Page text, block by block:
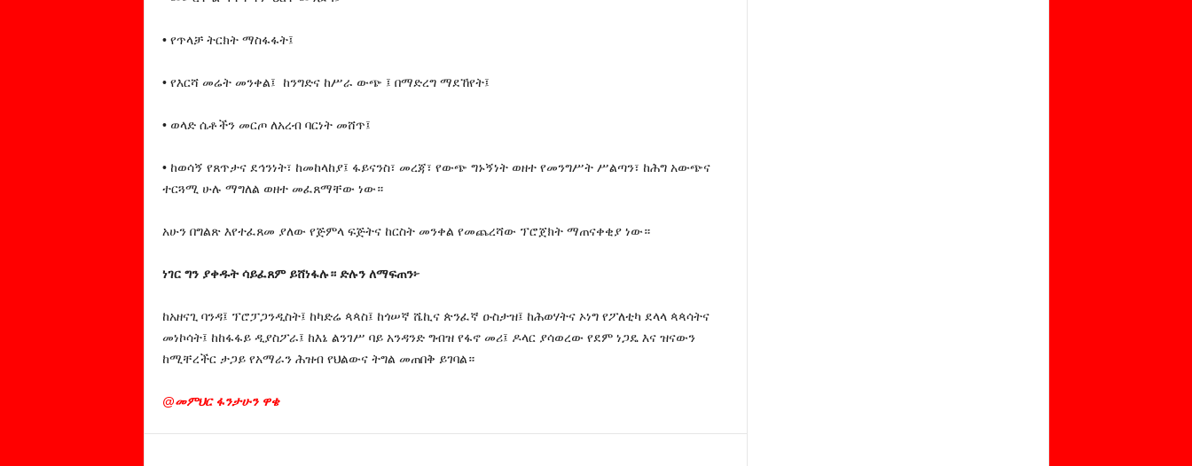
• የጥላቻ ትርክት ማስፋፋት፤
• የእርሻ መሬት መንቀል፤ ከንግድና ከሥራ ውጭ ፤ በማድረግ ማደኸየት፤
• ወላድ ሴቶችን መርጦ ለአረብ ባርነት መሸጥ፤
• ከወሳኝ የጸጥታና ደኅንነት፣ ከመከላከያ፤ ፋይናንስ፣ መረጃ፣ የውጭ ግኑኝነት ወዘተ የመንግሥት ሥልጣን፣ ከሕግ አውጭና
ተርጓሚ ሁሉ ማግለል ወዘተ መፈጸማቸው ነው።
አሁን በግልጽ እየተፈጸመ ያለው የጅምላ ፍጅትና ከርስት መንቀል የመጨረሻው ፕሮጀክት ማጠናቀቂያ ነው።
ነገር ግን ያቀዱት ሳይፈጸም ይሸነፋሉ። ድሉን ለማፍጠን፦
ከአዘናጊ ባንዳ፤ ፕሮፓጋንዲስት፤ ከካድሬ ጳጳስ፤ ከጎሠኛ ሼኪና ጵንፈኛ ዑስታዝ፤ ከሕወሃትና ኦነግ የፖለቲካ ደላላ ጳጳሳትና
መነኮሳት፤ ከከፋፋይ ዲያስፖራ፤ ከእኔ ልንገሥ ባይ አንዳንድ ግብዝ የፋኖ መሪ፤ ዶላር ያሳወረው የደም ነጋዴ እና ዝናውን
ከሚቸረችር ታጋይ የአማራን ሕዝብ የህልውና ትግል መጠበቅ ይገባል።
@መምህር ፋንታሁን ዋቄ